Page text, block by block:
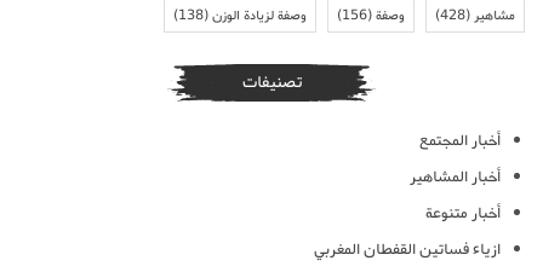
مشاهير(428) وصفة(156) وصفة لزيادة الوزن(138)
تصنيفات
أخبار المجتمع
أخبار المشاهير
أخبار متنوعة
ازياء فساتين القفطان المغربي